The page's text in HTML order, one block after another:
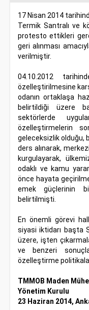
17 Nisan 2014
Termik Santralı ve
protesto ettikleri
geri alınması
verilmiştir.
04.10.2012
özelleştirilmesine
odanın ortaklaşa
belirtildiği üzere
sektörlerde
özelleştirmelerin
geleceksizlik olduğu,
ders alınarak,
kurgulayarak,
odaklı ve kamu
önce hayata
emek güçlerinin
belirtilmişti.
En önemli görevi
siyasi iktidarı başta
üzere, işten
ve benzeri
özelleştirme
TMMOB Maden
Yönetim Kurulu
23 Haziran 2014,